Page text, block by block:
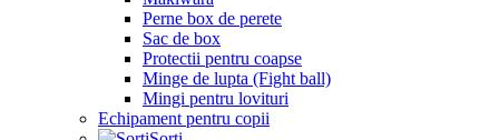
Perne box de perete
Sac de box
Protectii pentru coapse
Minge de lupta (Fight ball)
Mingi pentru lovituri
Echipament pentru copii